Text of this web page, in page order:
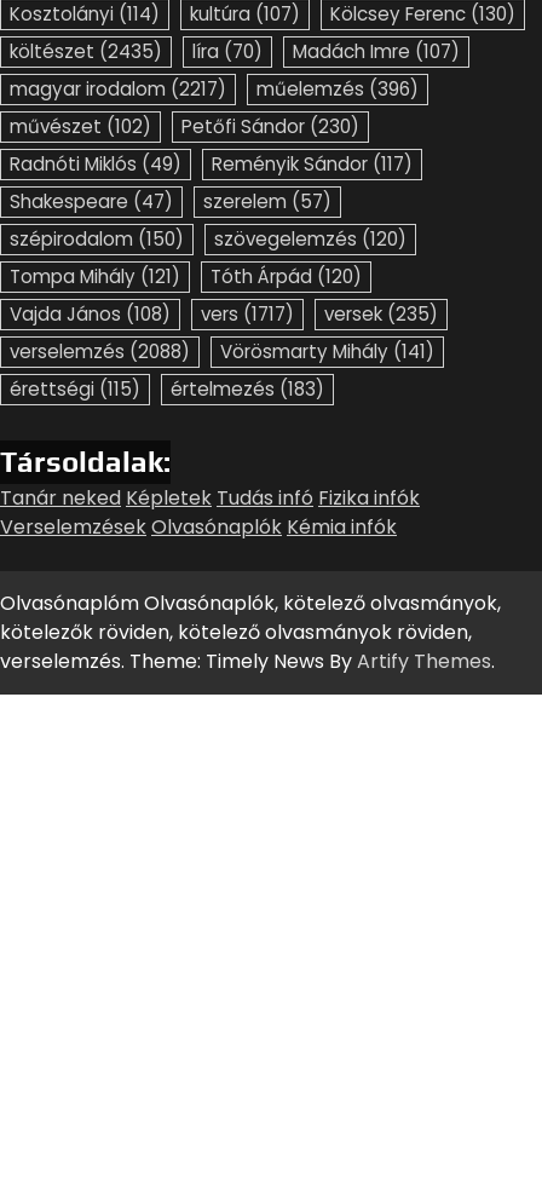
Kosztolányi (114) kultúra (107) Kölcsey Ferenc (130)
költészet (2435) líra (70) Madách Imre (107)
magyar irodalom (2217) műelemzés (396)
művészet (102) Petőfi Sándor (230)
Radnóti Miklós (49) Reményik Sándor (117)
Shakespeare (47) szerelem (57)
szépirodalom (150) szövegelemzés (120)
Tompa Mihály (121) Tóth Árpád (120)
Vajda János (108) vers (1717) versek (235)
verselemzés (2088) Vörösmarty Mihály (141)
érettségi (115) értelmezés (183)
Társoldalak:
Tanár neked Képletek Tudás infó Fizika infók
VerselemzésekOlvasónaplók Kémia infók
Olvasónaplóm Olvasónaplók, kötelező olvasmányok,
kötelezők röviden, kötelező olvasmányok röviden,
verselemzés. Theme: Timely News ByArtify Themes.